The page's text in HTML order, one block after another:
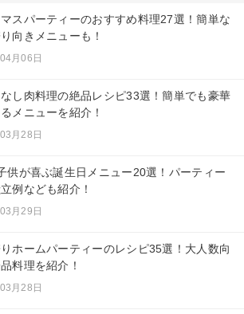
スパーティーのおすすめ料理27選！簡単な
向きメニューも！
月06日
し肉料理の絶品レシピ33選！簡単でも豪華
メニューを紹介！
月28日
供が喜ぶ誕生日メニュー20選！パーティー
例なども紹介！
月29日
ホームパーティーのレシピ35選！大人数向
料理を紹介！
月28日